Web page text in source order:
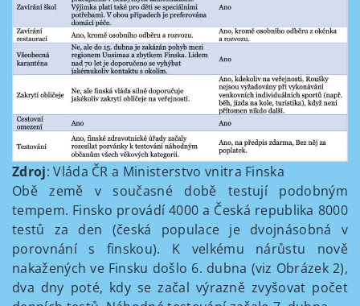
Zdroj: Vláda ČR a Ministerstvo vnitra Finska
Obě země v současné době testují podobným
tempem. Finsko provádí 4000 a Česká republika 8000
testů za den (česká populace je dvojnásobná v
porovnání s finskou). K velkému nárůstu nově
nakažených ve Finsku došlo 6. dubna (viz Obrázek 2),
dva dny poté, kdy se začal výrazně zvyšovat počet